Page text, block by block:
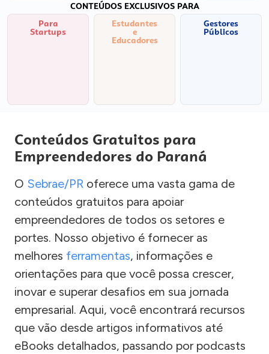
CONTEÚDOS EXCLUSIVOS PARA
Para
Startups
Estudantes
e
Educadores
Gestores
Públicos
Conteúdos Gratuitos para
Empreendedores do Paraná
O Sebrae/PR oferece uma vasta gama de
conteúdos gratuitos para apoiar
empreendedores de todos os setores e
portes. Nosso objetivo é fornecer as
melhores ferramentas, informações e
orientações para que você possa crescer,
inovar e superar desafios em sua jornada
empresarial. Aqui, você encontrará recursos
que vão desde artigos informativos até
eBooks detalhados, passando por podcasts